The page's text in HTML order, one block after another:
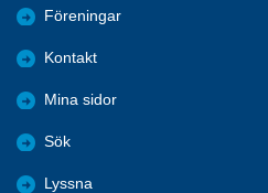
Föreningar
Kontakt
Mina sidor
Sök
Lyssna